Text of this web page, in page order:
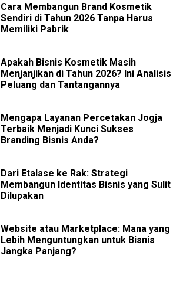
Cara Membangun Brand Kosmetik
Sendiri di Tahun 2026 Tanpa Harus
Memiliki Pabrik
Apakah Bisnis Kosmetik Masih
Menjanjikan di Tahun 2026? Ini Analisis
Peluang dan Tantangannya
Mengapa Layanan Percetakan Jogja
Terbaik Menjadi Kunci Sukses
Branding Bisnis Anda?
Dari Etalase ke Rak: Strategi
Membangun Identitas Bisnis yang Sulit
Dilupakan
Website atau Marketplace: Mana yang
Lebih Menguntungkan untuk Bisnis
Jangka Panjang?